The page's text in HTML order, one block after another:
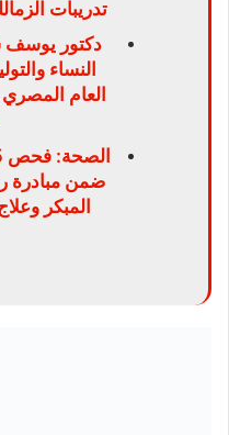
تدريبات
دكتور
النساء
العام
ضمن مبادرة
المبكر